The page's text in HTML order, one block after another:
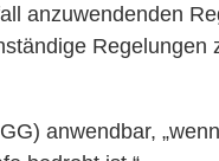
anzuwendenden
Regelungen
anwendbar,